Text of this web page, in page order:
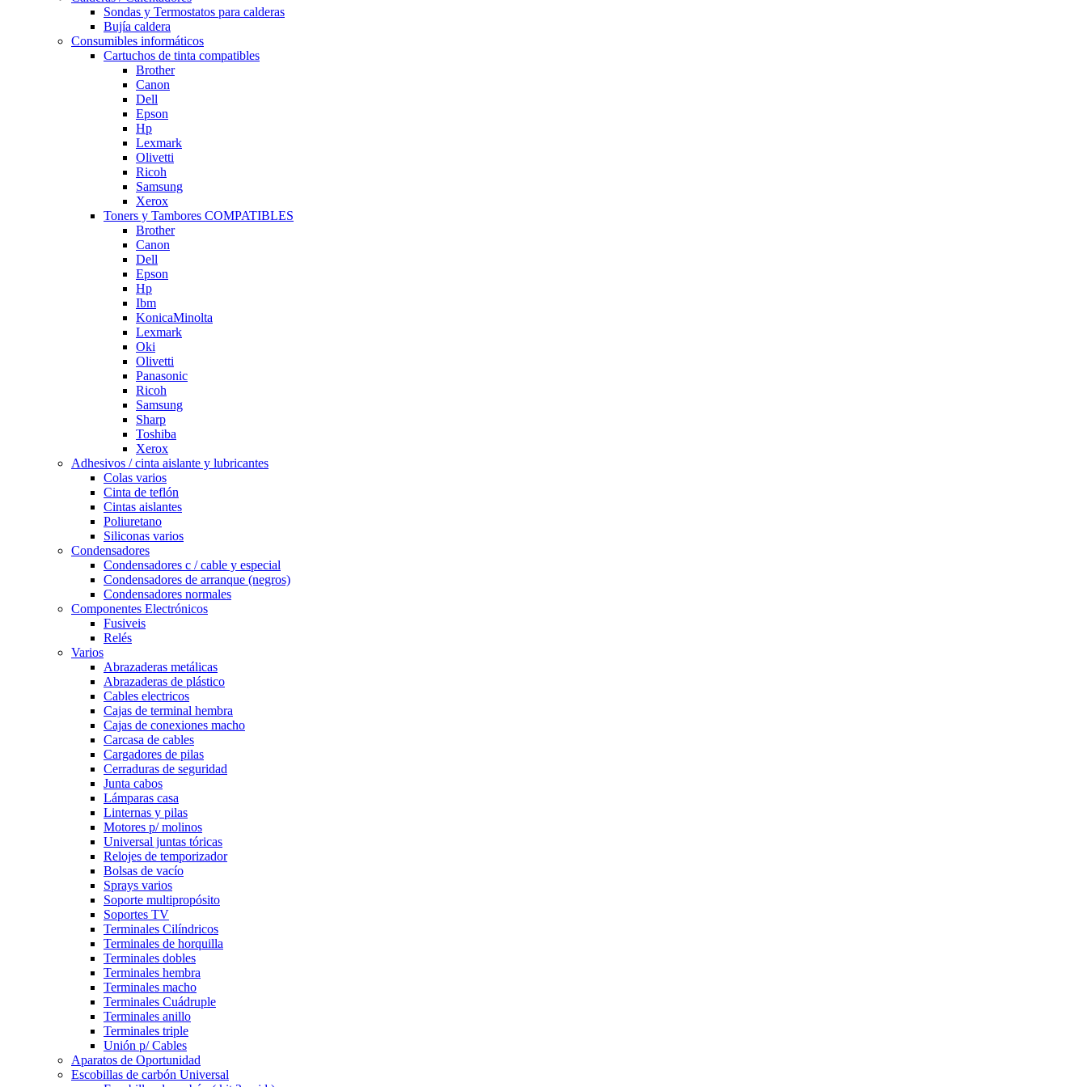
Sondas y Termostatos para calderas
Bujía caldera
Consumibles informáticos
Cartuchos de tinta compatibles
Brother
Canon
Dell
Epson
Hp
Lexmark
Olivetti
Ricoh
Samsung
Xerox
Toners y Tambores COMPATIBLES
Brother
Canon
Dell
Epson
Hp
Ibm
KonicaMinolta
Lexmark
Oki
Olivetti
Panasonic
Ricoh
Samsung
Sharp
Toshiba
Xerox
Adhesivos / cinta aislante y lubricantes
Colas varios
Cinta de teflón
Cintas aislantes
Poliuretano
Siliconas varios
Condensadores
Condensadores c / cable y especial
Condensadores de arranque (negros)
Condensadores normales
Componentes Electrónicos
Fusiveis
Relés
Varios
Abrazaderas metálicas
Abrazaderas de plástico
Cables electricos
Cajas de terminal hembra
Cajas de conexiones macho
Carcasa de cables
Cargadores de pilas
Cerraduras de seguridad
Junta cabos
Lámparas casa
Linternas y pilas
Motores p/ molinos
Universal juntas tóricas
Relojes de temporizador
Bolsas de vacío
Sprays varios
Soporte multipropósito
Soportes TV
Terminales Cilíndricos
Terminales de horquilla
Terminales dobles
Terminales hembra
Terminales macho
Terminales Cuádruple
Terminales anillo
Terminales triple
Unión p/ Cables
Aparatos de Oportunidad
Escobillas de carbón Universal